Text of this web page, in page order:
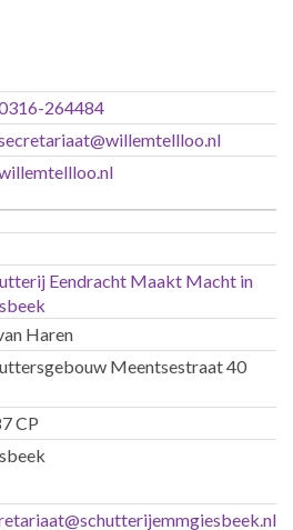
264484
Eendracht Maakt Macht in
Haren
Meentsestraat 40
CP